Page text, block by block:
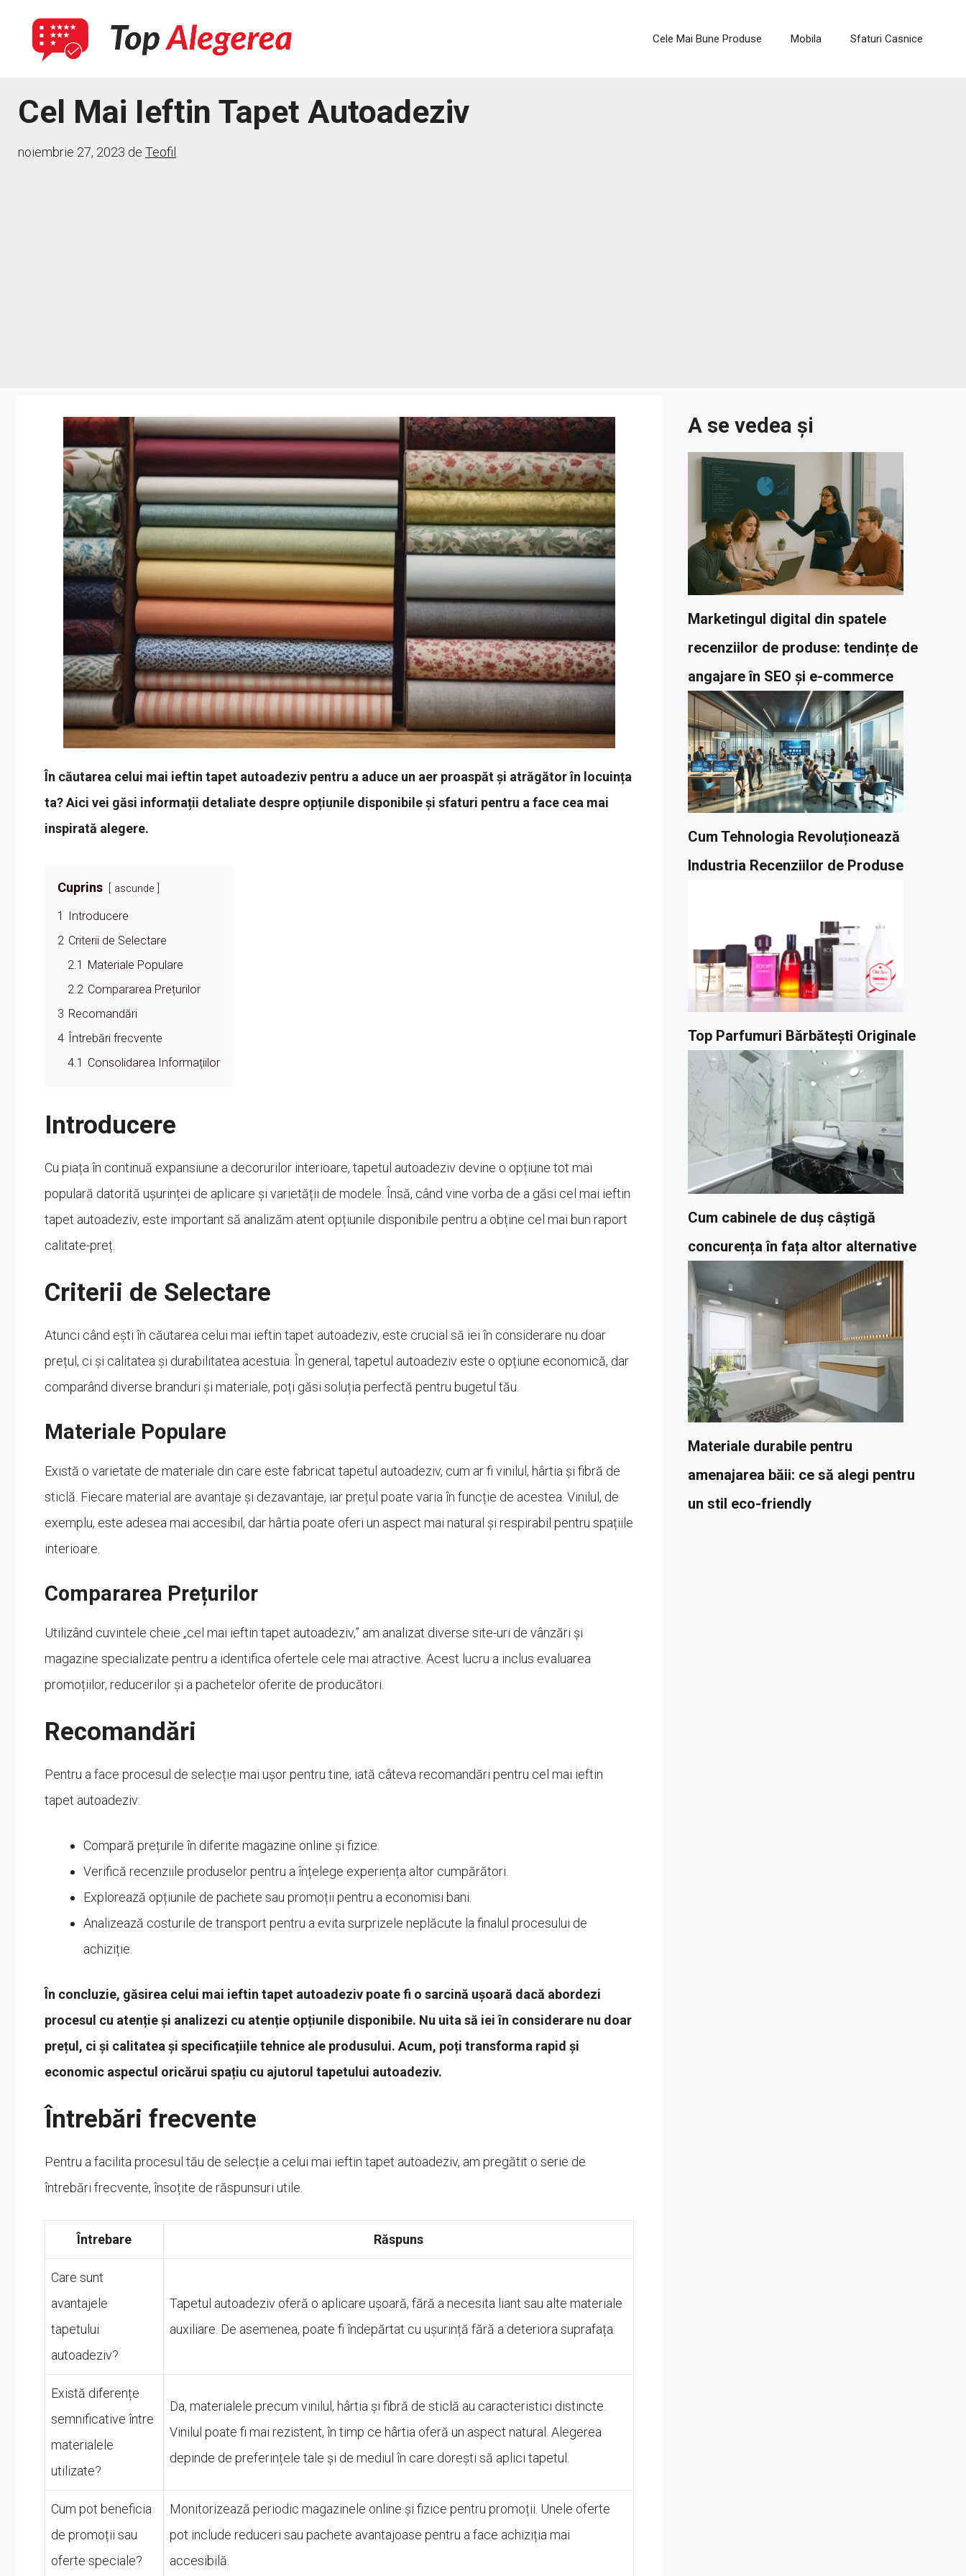
conținut
Cele Mai Bune Produse Mobila Sfaturi Casnice
Cel Mai Ieftin Tapet Autoadeziv
noiembrie 27, 2023 de Teofil
În căutarea celui mai ieftin tapet autoadeziv pentru a aduce un aer proaspăt și atrăgător în locuința
ta? Aici vei găsi informații detaliate despre opțiunile disponibile și sfaturi pentru a face cea mai
inspirată alegere.
Cuprins ascunde
1
Introducere
2 Criterii de Selectare
2.1 Materiale Populare
2.2 Compararea Prețurilor
3 Recomandări
4 Întrebări frecvente
4.1 Consolidarea Informațiilor
Introducere
Cu piața în continuă expansiune a decorurilor interioare, tapetul autoadeziv devine o opțiune tot mai
populară datorită ușurinței de aplicare și varietății de modele. Însă, când vine vorba de a găsi cel mai ieftin
tapet autoadeziv, este important să analizăm atent opțiunile disponibile pentru a obține cel mai bun raport
calitate-preț.
Criterii de Selectare
Atunci când ești în căutarea celui mai ieftin tapet autoadeziv, este crucial să iei în considerare nu doar
prețul, ci și calitatea și durabilitatea acestuia. În general, tapetul autoadeziv este o opțiune economică, dar
comparând diverse branduri și materiale, poți găsi soluția perfectă pentru bugetul tău.
Materiale Populare
Există o varietate de materiale din care este fabricat tapetul autoadeziv, cum ar fi vinilul, hârtia și fibră de
sticlă. Fiecare material are avantaje și dezavantaje, iar prețul poate varia în funcție de acestea. Vinilul, de
exemplu, este adesea mai accesibil, dar hârtia poate oferi un aspect mai natural și respirabil pentru spațiile
interioare.
Compararea Prețurilor
Utilizând cuvintele cheie „cel mai ieftin tapet autoadeziv,” am analizat diverse site-uri de vânzări și
magazine specializate pentru a identifica ofertele cele mai atractive. Acest lucru a inclus evaluarea
promoțiilor, reducerilor și a pachetelor oferite de producători.
Recomandări
Pentru a face procesul de selecție mai ușor pentru tine, iată câteva recomandări pentru cel mai ieftin
tapet autoadeziv:
Compară prețurile în diferite magazine online și fizice.
Verifică recenziile produselor pentru a înțelege experiența altor cumpărători.
Explorează opțiunile de pachete sau promoții pentru a economisi bani.
Analizează costurile de transport pentru a evita surprizele neplăcute la finalul procesului de
achiziție.
În concluzie, găsirea celui mai ieftin tapet autoadeziv poate fi o sarcină ușoară dacă abordezi
procesul cu atenție și analizezi cu atenție opțiunile disponibile. Nu uita să iei în considerare nu doar
prețul, ci și calitatea și specificațiile tehnice ale produsului. Acum, poți transforma rapid și
economic aspectul oricărui spațiu cu ajutorul tapetului autoadeziv.
Întrebări frecvente
Pentru a facilita procesul tău de selecție a celui mai ieftin tapet autoadeziv, am pregătit o serie de
întrebări frecvente, însoțite de răspunsuri utile.
Întrebare Răspuns
Care sunt
avantajele
tapetului
autoadeziv?
Tapetul autoadeziv oferă o aplicare ușoară, fără a necesita liant sau alte materiale
auxiliare. De asemenea, poate fi îndepărtat cu ușurință fără a deteriora suprafața.
Există diferențe
semnificative între
materialele
utilizate?
Da, materialele precum vinilul, hârtia și fibră de sticlă au caracteristici distincte.
Vinilul poate fi mai rezistent, în timp ce hârtia oferă un aspect natural. Alegerea
depinde de preferințele tale și de mediul în care dorești să aplici tapetul.
Cum pot beneficia
de promoții sau
oferte speciale?
Monitorizează periodic magazinele online și fizice pentru promoții. Unele oferte
pot include reduceri sau pachete avantajoase pentru a face achiziția mai
accesibilă.
A se vedea și
Marketingul digital din spatele
recenziilor de produse: tendințe de
angajare în SEO și e-commerce
Cum Tehnologia Revoluționează
Industria Recenziilor de Produse
Top Parfumuri Bărbătești Originale
Cum cabinele de duș câștigă
concurența în fața altor alternative
Materiale durabile pentru
amenajarea băii: ce să alegi pentru
un stil eco-friendly